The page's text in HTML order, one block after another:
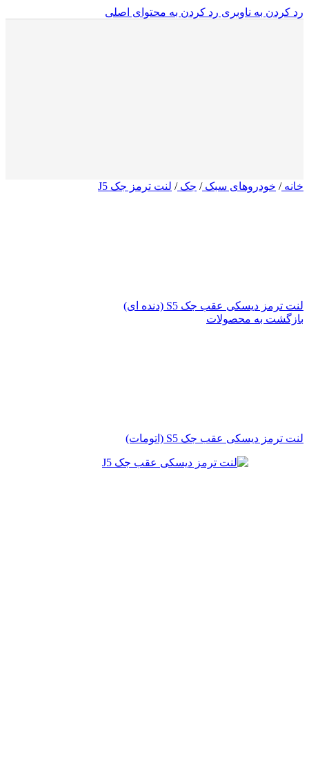
رد کردن به ناوبری رد کردن به محتوای اصلی
خانه/ خودروهای سبک/ جک/ لنت ترمز جک J5
لنت ترمز دیسکی عقب جک S5 (دنده ای)
بازگشت به محصولات
لنت ترمز دیسکی عقب جک S5 (اتومات)